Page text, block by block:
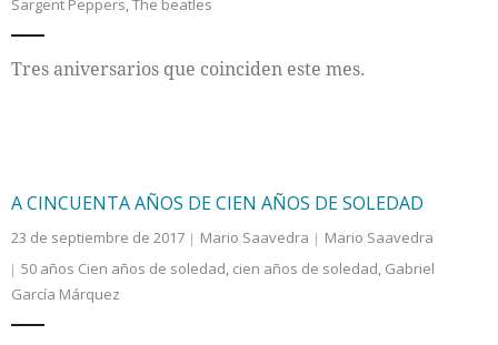
Sargent Peppers,The beatles
Tres aniversarios que coinciden este mes.
A CINCUENTA AÑOS DE CIEN AÑOS DE SOLEDAD
23 de septiembre de 2017 Mario Saavedra
Mario Saavedra
50 años Cien años de soledad, cien años de soledad, Gabriel
García Márquez